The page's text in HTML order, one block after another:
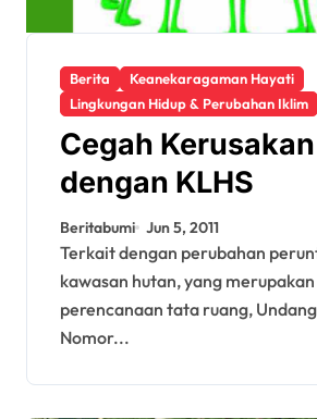
Berita
Keanekaragaman Hayati
Lingkungan Hidup & Perubahan Iklim
Cegah
dengan KLHS
Beritabumi Jun 5, 2011
Terkait dengan perubahan peruntukan
kawasan hutan, yang
perencanaan tata ruang,
Nomor...